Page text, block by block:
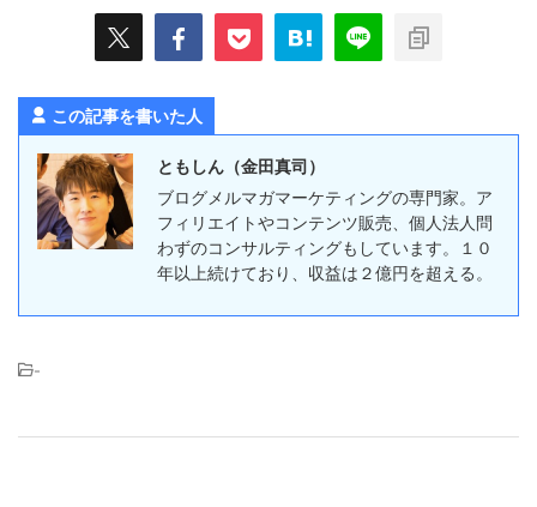
この記事を書いた人
ともしん（金田真司）
ブログメルマガマーケティングの専門家。ア
フィリエイトやコンテンツ販売、個人法人問
わずのコンサルティングもしています。１０
年以上続けており、収益は２億円を超える。
-